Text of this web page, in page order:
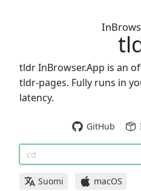
tldr InBrowser.App is an
tldr-pages. Fully runs in
latency.
GitHub
cd
Suomi macOS